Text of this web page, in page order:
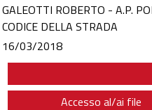
GALEOTTI ROBERTO - A.P.
CODICE DELLA STRADA
16/03/2018
Accesso al/ai file